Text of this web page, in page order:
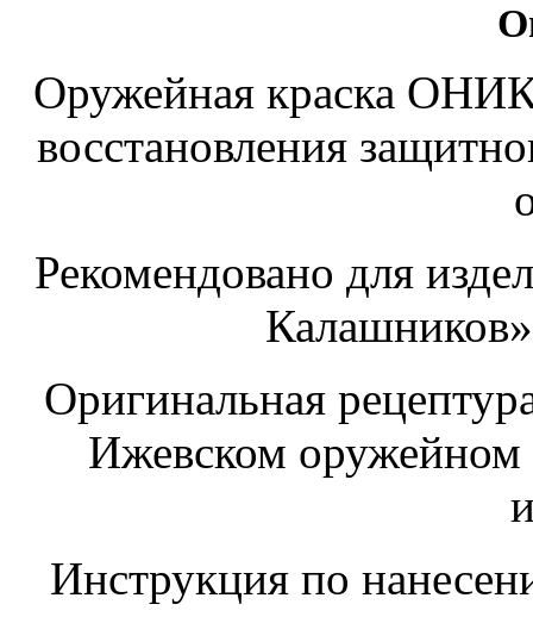
Оружейная краска
восстановления
Рекомендовано для
Оригинальная
Ижевском оружейном
Инструкция по